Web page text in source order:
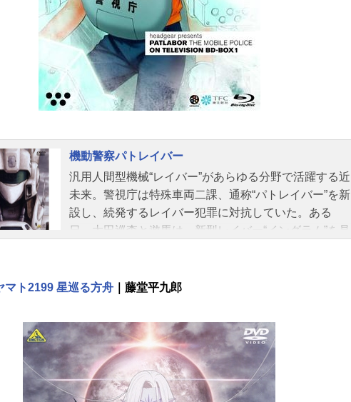
機動警察パトレイバー
汎用人間型機械“レイバー”があらゆる分野で活躍する近
未来。警視庁は特殊車両二課、通称“パトレイバー”を新
設し、続発するレイバー犯罪に対抗していた。ある
日、太田巡査と遊馬は、新型レイバー“イングラム”を見
年10月11日（水）～1990年9月26日（水）日本テレビ
馬：古川登志夫太田功：池水通洋進士幹泰：二又一成
後藤喜一：大林隆介南雲しのぶ：榊原良子山崎ひろ
み：郷里大輔香貫花クランシー：井上瑤熊耳武緒：横
沢啓子シバシゲオ：千葉繁榊清太郎：阪脩松井刑事：
西村知道バド：合野琢真内海：鈴置洋孝黒崎：土師孝
マト2199 星巡る方舟 ｜藤堂平九郎